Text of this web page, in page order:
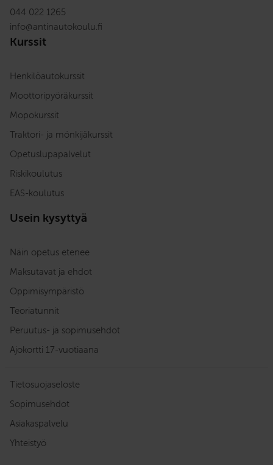
044 022 1265
info@antinautokoulu.fi
Kurssit
Henkilöautokurssit
Moottoripyöräkurssit
Mopokurssit
Traktori- ja mönkijäkurssit
Opetuslupapalvelut
Riskikoulutus
EAS-koulutus
Usein kysyttyä
Näin opetus etenee
Maksutavat ja ehdot
Oppimisympäristö
Teoriatunnit
Peruutus- ja sopimusehdot
Ajokortti 17-vuotiaana
Tietosuojaseloste
Sopimusehdot
Asiakaspalvelu
Yhteistyö